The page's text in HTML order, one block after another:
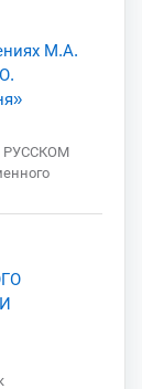
М.А.
РУССКОМ